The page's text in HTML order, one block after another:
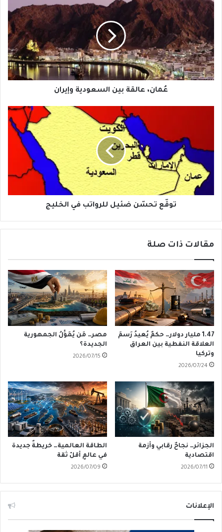
عالقة
بين
السعودية
وإيران
عُمان، عالقة بين السعودية وإيران
في
الخليج
توقّع تحسّن ضئيل للرواتب في الخليج
مقالات ذات صلة
1.47 مليار دولار… حكمٌ يُعيدُ رَسمَ
العلاقة النفطية بين العراق
وتركيا
2026/07/24
مصر… مَن يُمَوِّلُ الجمهورية
الجديدة؟
2026/07/15
الجزائر… نجاحٌ رقابي وأزمة
اقتصادية
2026/07/11
الطاقة العالمية… خريطةٌ جديدة
في عالمٍ أقلّ ثقة
2026/07/09
الإعلانات